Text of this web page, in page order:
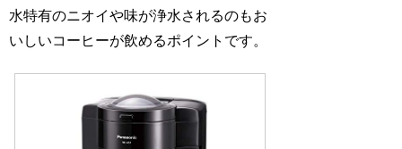
水特有のニオイや味が浄水されるのもお
いしいコーヒーが飲めるポイントです。